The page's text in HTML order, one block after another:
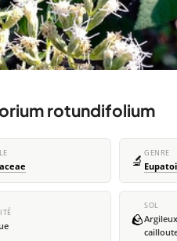
rotundifolium
🔬 GENRE
🪨
SOL